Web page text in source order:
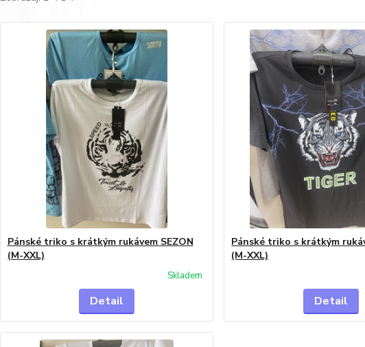
Pánské triko s krátkým rukávem SEZON
(M-XXL)
Skladem
Detail
Pánské triko s krátkým
(M-XXL)
Detail